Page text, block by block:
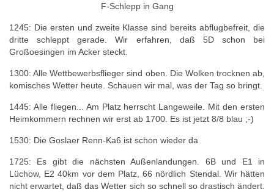
F-Schlepp in Gang
1245: Die ersten und zweite Klasse sind bereits abflugbefreit, die
dritte schleppt gerade. Wir erfahren, daß 5D schon bei
Großoesingen im Acker steckt.
1300: Alle Wettbewerbsflieger sind oben. Die Wolken trocknen ab,
komisches Wetter heute. Schauen wir mal, was der Tag so bringt.
1445: Alle fliegen... Am Platz herrscht Langeweile. Mit den ersten
Heimkommern rechnen wir erst ab 1700. Es ist jetzt 8/8 blau ;-)
1530: Die Goslaer Renn-Ka6 ist schon wieder da
1725: Es gibt die nächsten Außenlandungen. 6B und E1 in
Lüchow, E2 40km vor dem Platz, 66 nördlich Stendal. Wir hätten
nicht erwartet, daß das Wetter sich so schnell so drastisch ändert.